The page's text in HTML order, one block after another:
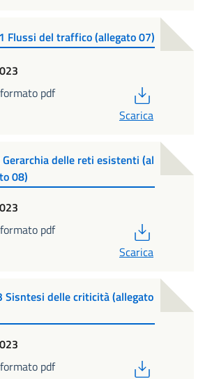
Flussi del traffico (allegato 07)
pdf
Scarica
Gerarchia delle reti esistenti (al
08)
pdf
Scarica
Sisntesi delle criticità (allegato
pdf